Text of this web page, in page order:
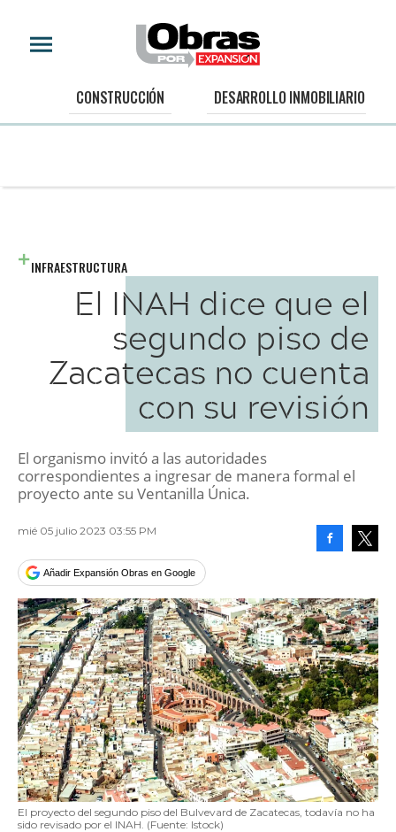
CONSTRUCCIÓN DESARROLLO INMOBILIARIO
INFRAESTRUCTURA
El INAH dice que el
segundo piso de
Zacatecas no cuenta
con su revisión
El organismo invitó a las autoridades
correspondientes a ingresar de manera formal el
proyecto ante su Ventanilla Única.
mié 05 julio 2023 03:55 PM
Añadir Expansión Obras en Google
El proyecto del segundo piso del Bulvevard de Zacatecas, todavía no ha
sido revisado por el INAH. (Fuente: Istock)